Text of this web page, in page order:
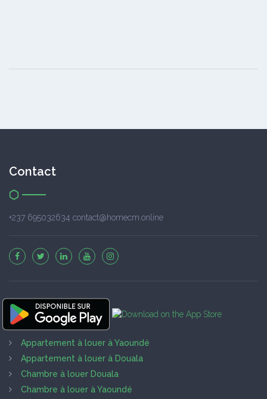
Contact
+237 695032634 contact@homecm.online
Appartement à louer à Yaoundé
Appartement à louer à Douala
Chambre à louer Douala
Chambre à louer à Yaoundé